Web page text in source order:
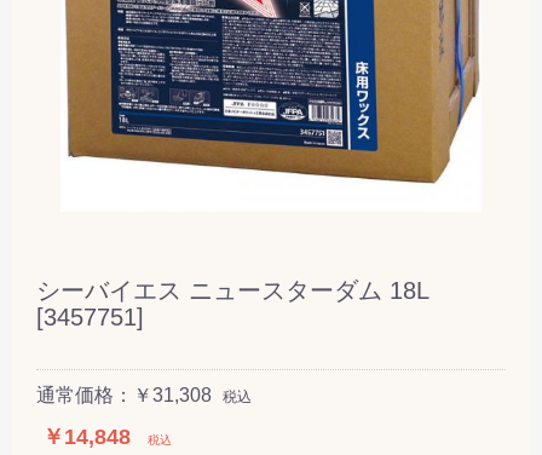
シーバイエス ニュースターダム 18L
[3457751]
通常価格：￥31,308 税込
￥14,848 税込